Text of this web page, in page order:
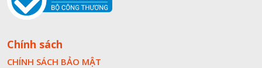
Chính sách
CHÍNH SÁCH BẢO MẬT